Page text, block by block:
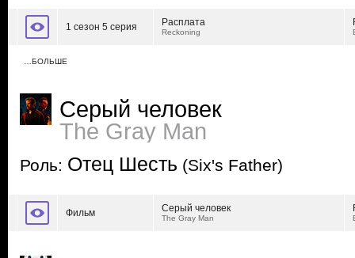
1 сезон 5 серия Расплата
Reckoning
…БОЛЬШЕ
Серый человек
The Gray Man
Роль: Отец Шесть (Six's Father)
Фильм Серый человек
The Gray Man